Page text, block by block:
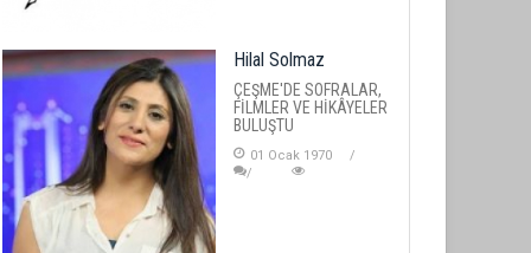
Hilal Solmaz
ÇEŞME'DE SOFRALAR,
FİLMLER VE HİKÂYELER
BULUŞTU
01 Ocak 1970